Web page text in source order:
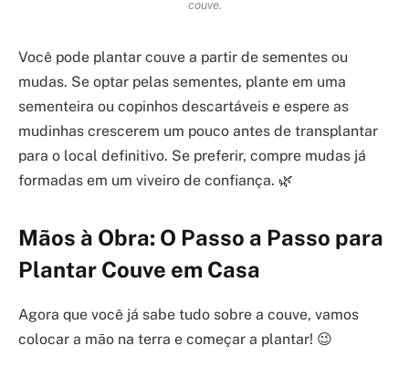
couve.
Você pode plantar couve a partir de sementes ou
mudas. Se optar pelas sementes, plante em uma
sementeira ou copinhos descartáveis e espere as
mudinhas crescerem um pouco antes de transplantar
para o local definitivo. Se preferir, compre mudas já
formadas em um viveiro de confiança. 🌿
Mãos à Obra: O Passo a Passo para
Plantar Couve em Casa
Agora que você já sabe tudo sobre a couve, vamos
colocar a mão na terra e começar a plantar! 😉